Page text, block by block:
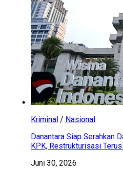
Kriminal / Nasional
Danantara Siap Serahkan
KPK, Restrukturisasi
Juni 30, 2026